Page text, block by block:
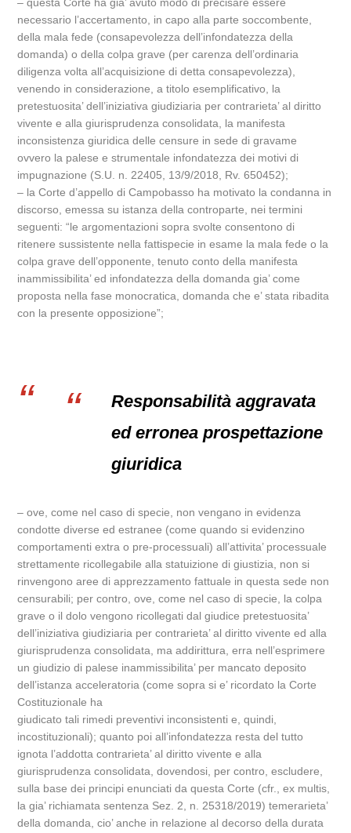
necessario l’accertamento, in capo alla parte soccombente,
della mala fede (consapevolezza dell’infondatezza della
domanda) o della colpa grave (per carenza dell’ordinaria
diligenza volta all’acquisizione di detta consapevolezza),
venendo in considerazione, a titolo esemplificativo, la
pretestuosita’ dell’iniziativa giudiziaria per contrarieta’ al diritto
vivente e alla giurisprudenza consolidata, la manifesta
inconsistenza giuridica delle censure in sede di gravame
ovvero la palese e strumentale infondatezza dei motivi di
impugnazione (S.U. n. 22405, 13/9/2018, Rv. 650452);
– la Corte d’appello di Campobasso ha motivato la condanna in
discorso, emessa su istanza della controparte, nei termini
seguenti: “le argomentazioni sopra svolte consentono di
ritenere sussistente nella fattispecie in esame la mala fede o la
colpa grave dell’opponente, tenuto conto della manifesta
inammissibilita’ ed infondatezza della domanda gia’ come
proposta nella fase monocratica, domanda che e’ stata ribadita
con la presente opposizione”;
Responsabilità aggravata
ed erronea prospettazione
giuridica
– ove, come nel caso di specie, non vengano in evidenza
condotte diverse ed estranee (come quando si evidenzino
comportamenti extra o pre-processuali) all’attivita’ processuale
strettamente ricollegabile alla statuizione di giustizia, non si
rinvengono aree di apprezzamento fattuale in questa sede non
censurabili; per contro, ove, come nel caso di specie, la colpa
grave o il dolo vengono ricollegati dal giudice pretestuosita’
dell’iniziativa giudiziaria per contrarieta’ al diritto vivente ed alla
giurisprudenza consolidata, ma addirittura, erra nell’esprimere
un giudizio di palese inammissibilita’ per mancato deposito
dell’istanza acceleratoria (come sopra si e’ ricordato la Corte
Costituzionale ha
giudicato tali rimedi preventivi inconsistenti e, quindi,
incostituzionali); quanto poi all’infondatezza resta del tutto
ignota l’addotta contrarieta’ al diritto vivente e alla
giurisprudenza consolidata, dovendosi, per contro, escludere,
sulla base dei principi enunciati da questa Corte (cfr., ex multis,
la gia’ richiamata sentenza Sez. 2, n. 25318/2019) temerarieta’
della domanda, cio’ anche in relazione al decorso della durata